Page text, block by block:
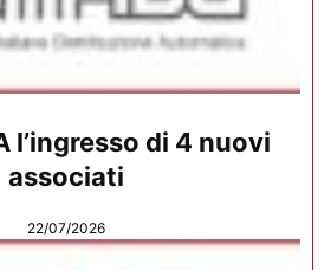
l’ingresso di 4 nuovi
associati
22/07/2026